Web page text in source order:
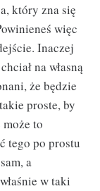
który zna się
więc
Inaczej
na własną
że będzie
proste, by
to
tego po prostu
a
w taki